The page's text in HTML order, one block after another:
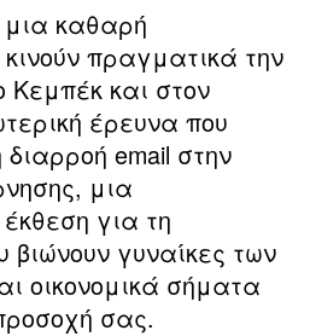
καθαρή
πραγματικά την
Κεμπέκ και στον
έρευνα που
email στην
μια
για τη
βιώνουν γυναίκες των
οικονομικά σήματα
σας.